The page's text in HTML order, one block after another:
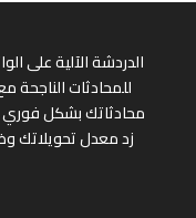
الدردشة الآلية على
للمحادثات
محادثاتك بشكل فوري
زد معدل تحويلاتك